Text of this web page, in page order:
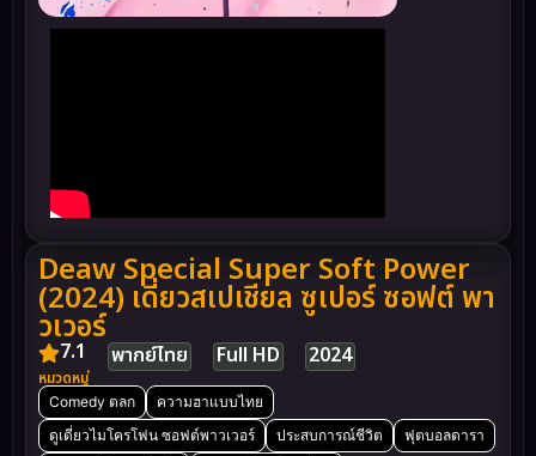
Deaw Special Super Soft Power
(2024) เดี่ยวสเปเชียล ซูเปอร์ ซอฟต์ พา
วเวอร์
7.1 พากย์ไทย Full HD 2024
หมวดหมู่
Comedy ตลก
ความฮาแบบไทย
ดูเดี่ยวไมโครโฟน ซอฟต์พาวเวอร์
ประสบการณ์ชีวิต
ฟุตบอลดารา